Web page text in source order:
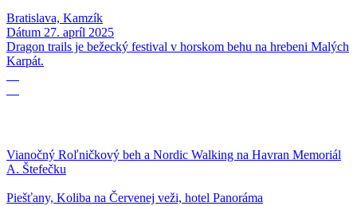
Bratislava, Kamzík
Dátum 27. apríl 2025
Dragon trails je bežecký festival v horskom behu na hrebeni Malých
Karpát.
Vianočný Roľničkový beh a Nordic Walking na Havran Memoriál
A. Štefečku
Piešťany, Koliba na Červenej veži, hotel Panoráma